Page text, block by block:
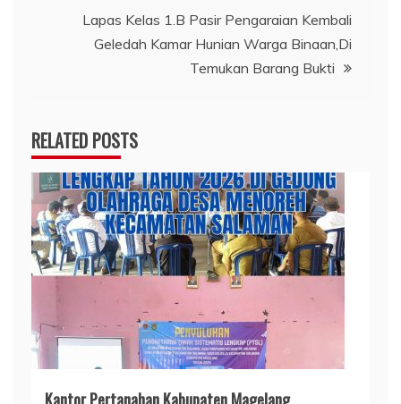
Lapas Kelas 1.B Pasir Pengaraian Kembali
Geledah Kamar Hunian Warga Binaan,Di
Temukan Barang Bukti
RELATED POSTS